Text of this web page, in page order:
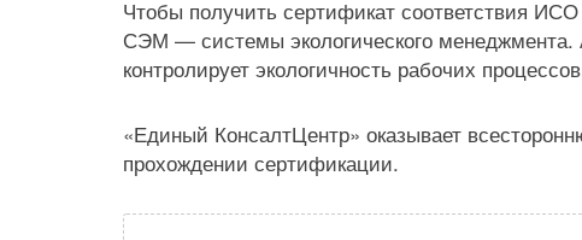
Чтобы получить сертификат соответствия
СЭМ — системы экологического менеджмента.
контролирует экологичность рабочих
«Единый КонсалтЦентр» оказывает
прохождении сертификации.